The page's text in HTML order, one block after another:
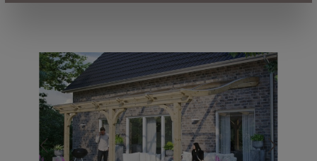
Bildergalerie überspringen